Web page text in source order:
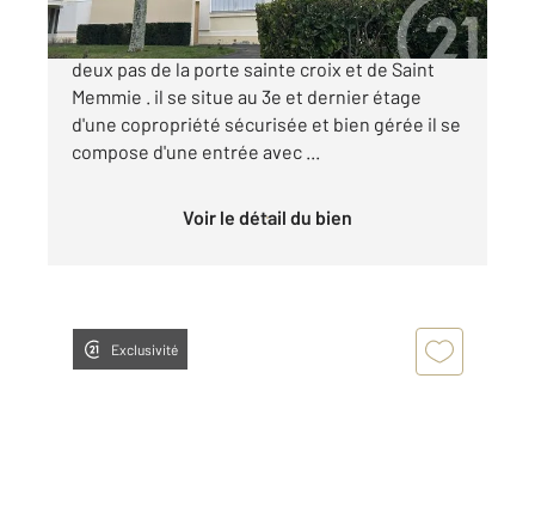
Bel Appartement à Chalons en Champagne à
deux pas de la porte sainte croix et de Saint
Memmie . il se situe au 3e et dernier étage
d'une copropriété sécurisée et bien gérée il se
compose d'une entrée avec ...
Voir le détail du bien
Exclusivité